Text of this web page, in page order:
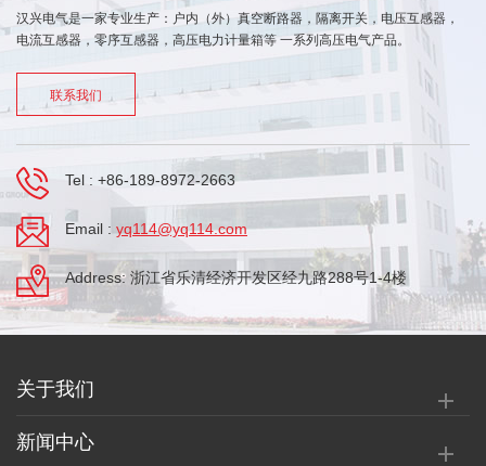
汉兴电气是一家专业生产：户内（外）真空断路器，隔离开关，电压互感器，
电流互感器，零序互感器，高压电力计量箱等 一系列高压电气产品。
联系我们
Tel : +86-189-8972-2663
Email : yq114@yq114.com
Address: 浙江省乐清经济开发区经九路288号1-4楼
关于我们
新闻中心